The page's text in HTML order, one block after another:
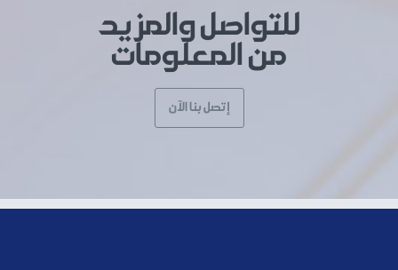
للتواصل والمزيد
من المعلومات
إتصل بنا الآن